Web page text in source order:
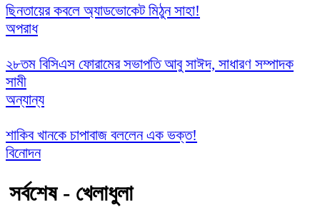
ছিনতায়ের কবলে অ্যাডভোকেট মিঠুন সাহা!
অপরাধ
২৮তম বিসিএস ফোরামের সভাপতি আবু সাঈদ, সাধারণ সম্পাদক
সামী
অন্যান্য
শাকিব খানকে চাপাবাজ বললেন এক ভক্ত!
বিনোদন
সর্বশেষ - খেলাধুলা